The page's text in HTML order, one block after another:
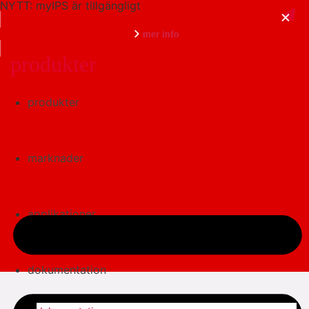
NYTT: myIPS är tillgängligt
mer info
produkter
marknader
applikationer
dokumentation
produkter